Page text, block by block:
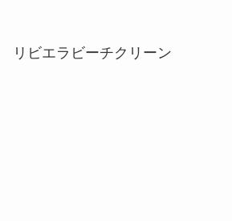
リビエラビーチクリーン